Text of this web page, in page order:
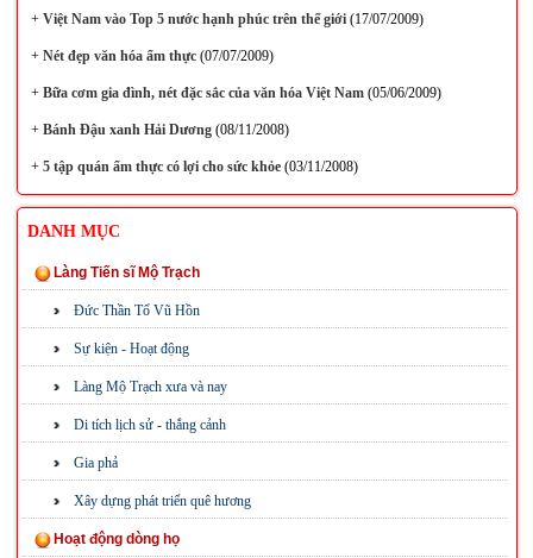
+Việt Nam vào Top 5 nước hạnh phúc trên thế giới(17/07/2009)
+Nét đẹp văn hóa ẩm thực(07/07/2009)
+Bữa cơm gia đình, nét đặc sắc của văn hóa Việt Nam(05/06/2009)
+Bánh Đậu xanh Hải Dương(08/11/2008)
+5 tập quán ẩm thực có lợi cho sức khỏe(03/11/2008)
DANH MỤC
Làng Tiến sĩ Mộ Trạch
Đức Thần Tổ Vũ Hồn
Sự kiện - Hoạt động
Làng Mộ Trạch xưa và nay
Di tích lịch sử - thắng cảnh
Gia phả
Xây dựng phát triển quê hương
Hoạt động dòng họ